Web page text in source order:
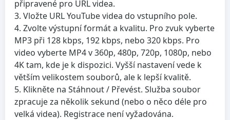
připravené pro URL videa.
Vložte URL YouTube videa do vstupního pole.
Zvolte výstupní formáta kvalitu. Pro zvuk vyberte
MP3 při 128 kbps, 192 kbps, nebo 320 kbps. Pro
video vyberte MP4 v 360p, 480p, 720p, 1080p, nebo
4K tam, kde je k dispozici. Vyšší nastavení vede k
větším velikostem souborů, ale k lepší kvalitě.
Klikněte na Stáhnout / Převést. Služba soubor
zpracuje za několik sekund (nebo o něco déle pro
velká videa). Registrace není vyžadována.